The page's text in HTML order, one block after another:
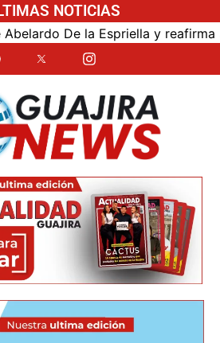
NOTICIAS
De la Espriella y reafirma su